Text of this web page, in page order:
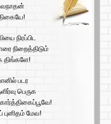
நிரப்பிட
நிறைத்திடும்
திங்களே!
படர
பெருக
புனிதம் மேவ!